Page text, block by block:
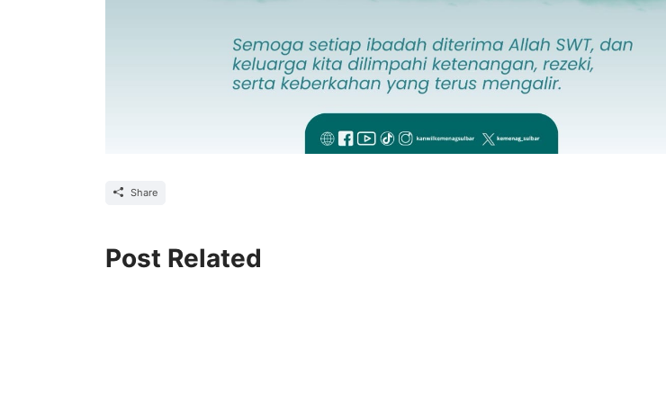
Share
Post Related